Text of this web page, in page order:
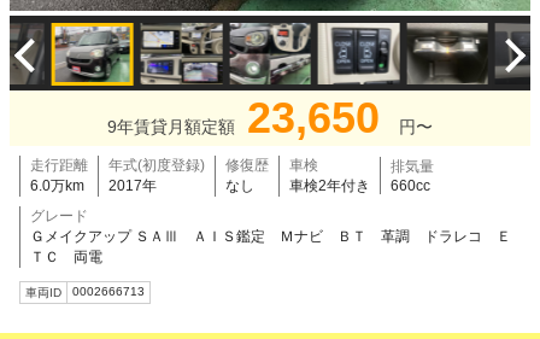
9年賃貸月額定額 23,650 円〜
走行距離
6.0万km
年式(初度登録)
2017年
修復歴
なし
車検
車検2年付き
排気量
660cc
グレード
Ｇメイクアップ ＳＡⅢ ＡＩＳ鑑定 Ｍナビ ＢＴ 革調 ドラレコ Ｅ
ＴＣ 両電
車両ID 0002666713